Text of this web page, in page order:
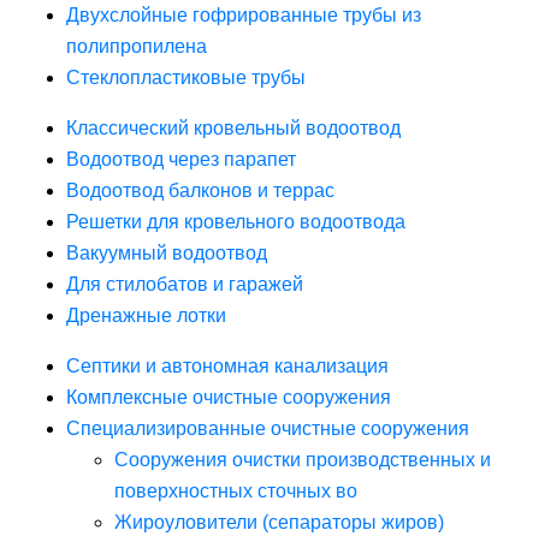
Двухслойные гофрированные трубы из
полипропилена
Стеклопластиковые трубы
Классический кровельный водоотвод
Водоотвод через парапет
Водоотвод балконов и террас
Решетки для кровельного водоотвода
Вакуумный водоотвод
Для стилобатов и гаражей
Дренажные лотки
Септики и автономная канализация
Комплексные очистные сооружения
Специализированные очистные сооружения
Сооружения очистки производственных и
поверхностных сточных во
Жироуловители (сепараторы жиров)